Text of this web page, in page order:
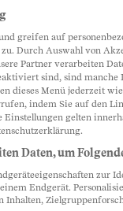
greifen auf
Durch Auswahl von
Partner verarbeiten
sind, sind
dieses Menü jederzeit
indem Sie auf den
gelten
Daten, um
zur
Endgerät.
Inhalten,